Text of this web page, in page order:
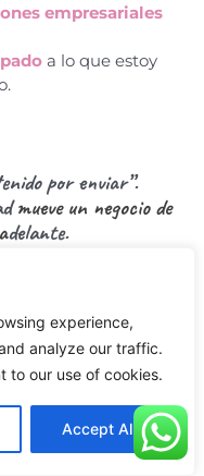
experience,
analyze our traffic.
to our use of cookies.
Accept All
empresariales
a lo que estoy
por enviar”.
mueve un negocio de
delante.